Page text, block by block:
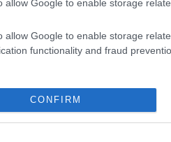
allow Google to enable storage
allow Google to enable storage
functionality and fraud
CONFIRM